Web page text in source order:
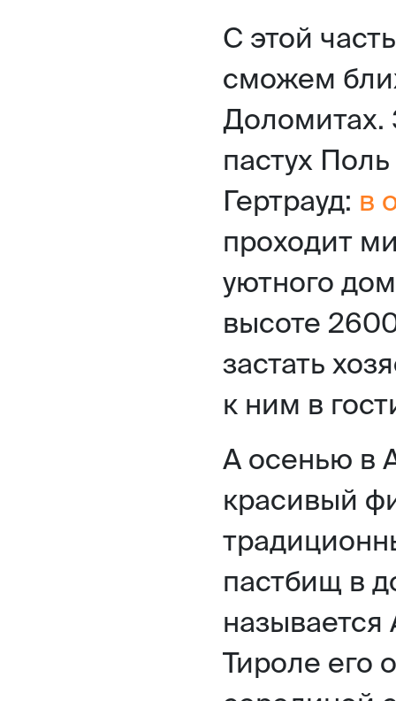
С этой
сможем
Доломитах.
пастух
Гертрауд: в
проходит
уютного
высоте
застать
к ним в
А осенью в
красивый
пастбищ в
Тироле его